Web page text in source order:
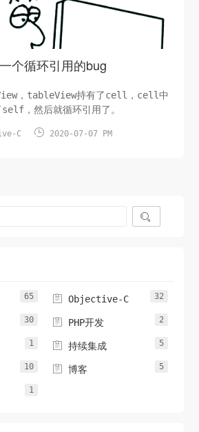
个循环引用的bug
，tableView持有了cell，cell中
，然后就循环引用了。
C  2020-07-07 PM

65  Objective-C 32
30  PHP开发 2
1  持续集成 5
10  博客 5
1